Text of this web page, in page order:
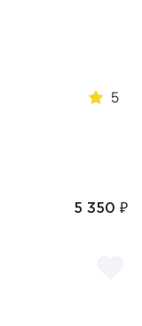
5
5 350 ₽